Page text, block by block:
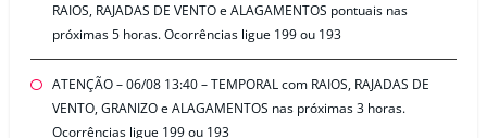
RAIOS, RAJADAS DE VENTO e ALAGAMENTOS pontuais nas
próximas 5 horas. Ocorrências ligue 199 ou 193
ATENÇÃO – 06/08 13:40 – TEMPORAL com RAIOS, RAJADAS DE
VENTO, GRANIZO e ALAGAMENTOS nas próximas 3 horas.
Ocorrências ligue 199 ou 193